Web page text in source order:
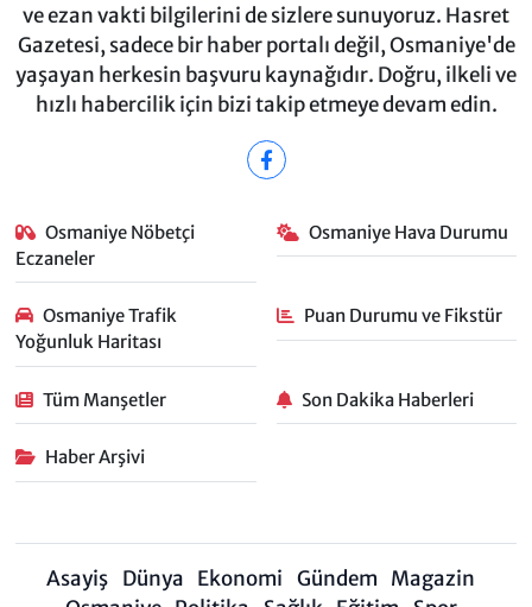
ve ezan vakti bilgilerini de sizlere sunuyoruz. Hasret
Gazetesi, sadece bir haber portalı değil, Osmaniye'de
yaşayan herkesin başvuru kaynağıdır. Doğru, ilkeli ve
hızlı habercilik için bizi takip etmeye devam edin.
Osmaniye Nöbetçi
Eczaneler
Osmaniye Hava Durumu
Osmaniye Trafik
Yoğunluk Haritası
Puan Durumu ve Fikstür
Tüm Manşetler Son Dakika Haberleri
Haber Arşivi
Asayiş Dünya Ekonomi Gündem Magazin